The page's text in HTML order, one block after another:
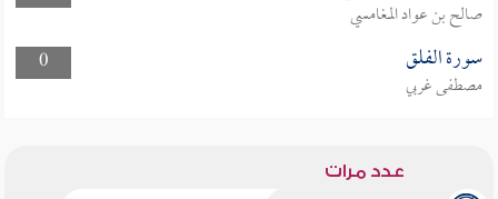
صالح بن عواد المغامسي
0
سورة الفلق
مصطفى غربي
عدد مرات